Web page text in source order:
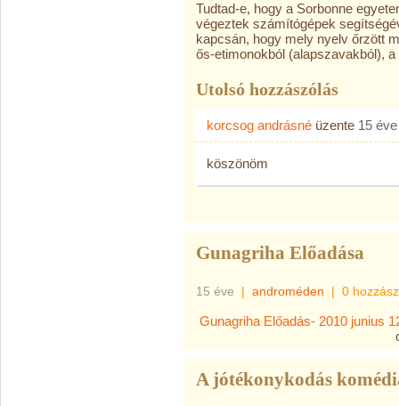
Tudtad-e, hogy a Sorbonne
végeztek számítógépek
kapcsán, hogy mely nyelv őrzött
ős-etimonokból (alapszavakból),
Utolsó hozzászólás
korcsog andrásné üzente 15 éve
köszönöm
Gunagriha Előadása
15 éve | androméden | 0
Gunagriha Előadás- 2010 junius
A jótékonykodás